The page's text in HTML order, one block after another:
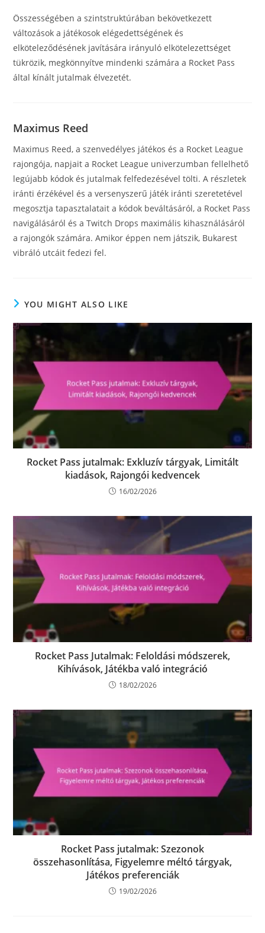
Összességében a szintstruktúrában bekövetkezett
változások a játékosok elégedettségének és
elköteleződésének javítására irányuló elkötelezettséget
tükrözik, megkönnyítve mindenki számára a Rocket Pass
által kínált jutalmak élvezetét.
Maximus Reed
Maximus Reed, a szenvedélyes játékos és a Rocket League
rajongója, napjait a Rocket League univerzumban fellelhető
legújabb kódok és jutalmak felfedezésével tölti. A részletek
iránti érzékével és a versenyszerű játék iránti szeretetével
megosztja tapasztalatait a kódok beváltásáról, a Rocket Pass
navigálásáról és a Twitch Drops maximális kihasználásáról
a rajongók számára. Amikor éppen nem játszik, Bukarest
vibráló utcáit fedezi fel.
YOU MIGHT ALSO LIKE
Rocket Pass jutalmak: Exkluzív tárgyak, Limitált
kiadások, Rajongói kedvencek
16/02/2026
Rocket Pass Jutalmak: Feloldási módszerek,
Kihívások, Játékba való integráció
18/02/2026
Rocket Pass jutalmak: Szezonok
összehasonlítása, Figyelemre méltó tárgyak,
Játékos preferenciák
19/02/2026